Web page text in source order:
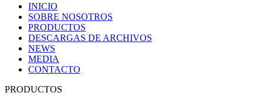
INICIO
SOBRE NOSOTROS
PRODUCTOS
DESCARGAS DE ARCHIVOS
NEWS
MEDIA
CONTACTO
PRODUCTOS